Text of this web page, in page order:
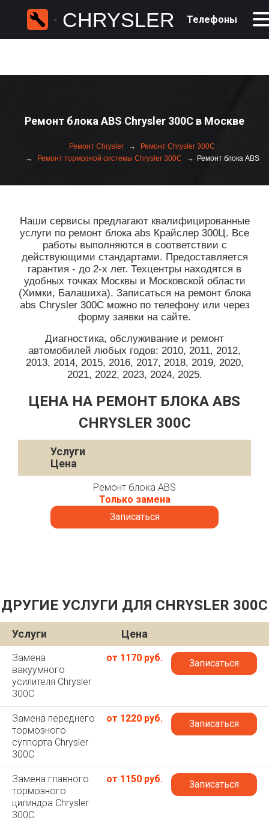
CHRYSLER Телефоны
Ремонт блока ABS Chrysler 300C в Москве
Ремонт Chrysler
Ремонт Chrysler 300C
Ремонт тормозной системы Chrysler 300C
Ремонт блока ABS
Наши сервисы предлагают квалифицированные
услуги по ремонт блока abs Крайслер 300Ц. Все
работы выполняются в соответствии с
действующими стандартами. Предоставляется
гарантия - до 2-х лет. Техцентры находятся в
удобных точках Москвы и Московской области
(Химки, Балашиха). Записаться на ремонт блока
abs Chrysler 300C можно по телефону или через
форму заявки на сайте.
Диагностика, обслуживание и ремонт
автомобилей любых годов: 2010, 2011, 2012,
2013, 2014, 2015, 2016, 2017, 2018, 2019, 2020,
2021, 2022, 2023, 2024, 2025.
ЦЕНА НА РЕМОНТ БЛОКА ABS
CHRYSLER 300C
Услуги
Цена
Ремонт блока ABS
Только замена
Записаться
ДРУГИЕ УСЛУГИ ДЛЯ CHRYSLER 300C
Услуги Цена
Замена
вакуумного
усилителя Chrysler
300C
от 1170 руб. Записаться
Замена переднего
тормозного
суппорта Chrysler
300C
от 1220 руб. Записаться
Замена главного
тормозного
цилиндра Chrysler
300C
от 1150 руб. Записаться